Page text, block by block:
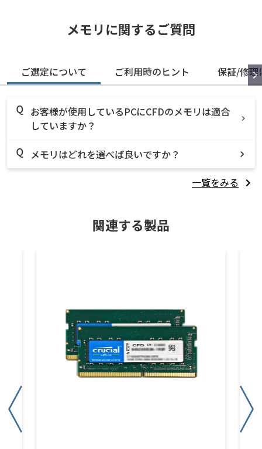
メモリに関するご質問
ご選定について ご利用時のヒント 保証/修理
お客様が使用しているPCにCFDのメモリは適合
していますか？
メモリはどれを選べば良いですか？
一覧をみる
関連する製品